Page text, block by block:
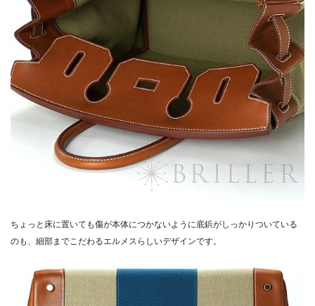
ちょっと床に置いても傷が本体につかないように底鋲がしっかりついている
のも、細部までこだわるエルメスらしいデザインです。